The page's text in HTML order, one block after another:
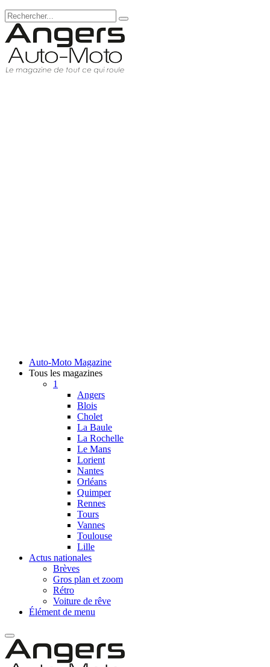
Auto-Moto Magazine
Tous les magazines
1
Angers
Blois
Cholet
La Baule
La Rochelle
Le Mans
Lorient
Nantes
Orléans
Quimper
Rennes
Tours
Vannes
Toulouse
Lille
Actus nationales
Brèves
Gros plan et zoom
Rétro
Voiture de rêve
Élément de menu